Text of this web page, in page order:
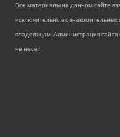
Все материалы на данном сайте
исключительно в
владельцам. Администрация
не несет.